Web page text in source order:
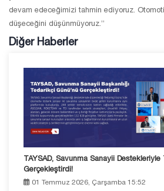
devam edeceğimizi tahmin ediyoruz.
düşeceğini düşünmüyoruz.”
Diğer Haberler
TAYSAD, Savunma Sanayii Destekleriyle
Gerçekleştirdi!
01 Temmuz 2026, Çarşamba 15:52